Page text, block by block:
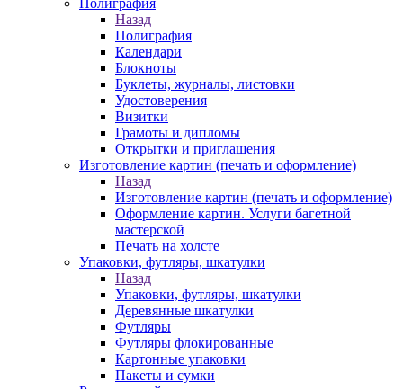
Полиграфия
Назад
Полиграфия
Календари
Блокноты
Буклеты, журналы, листовки
Удостоверения
Визитки
Грамоты и дипломы
Открытки и приглашения
Изготовление картин (печать и оформление)
Назад
Изготовление картин (печать и оформление)
Оформление картин. Услуги багетной
мастерской
Печать на холсте
Упаковки, футляры, шкатулки
Назад
Упаковки, футляры, шкатулки
Деревянные шкатулки
Футляры
Футляры флокированные
Картонные упаковки
Пакеты и сумки